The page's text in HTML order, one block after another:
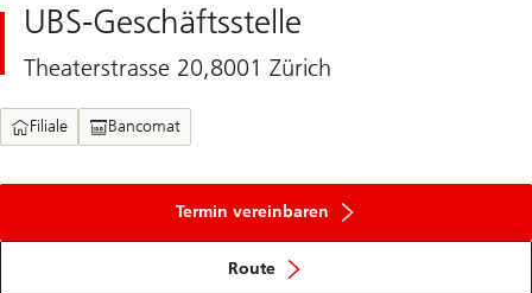
UBS-Geschäftsstelle
Theaterstrasse 20,8001 Zürich
Filiale Bancomat
Termin vereinbaren
Route